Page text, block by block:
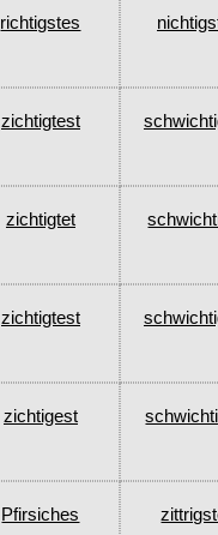
richtigstes
zichtigtest
zichtigtet
zichtigtest
zichtigest
Pfirsiches